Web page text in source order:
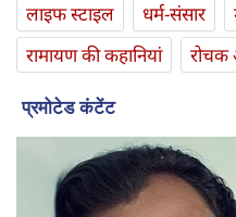
लाइफ स्‍टाइल
धर्म-संसार
रामायण की कहानियां
रोचक